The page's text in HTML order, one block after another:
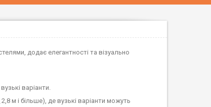
додає елегантності та візуально
варіанти.
м і більше), де вузькі варіанти можуть